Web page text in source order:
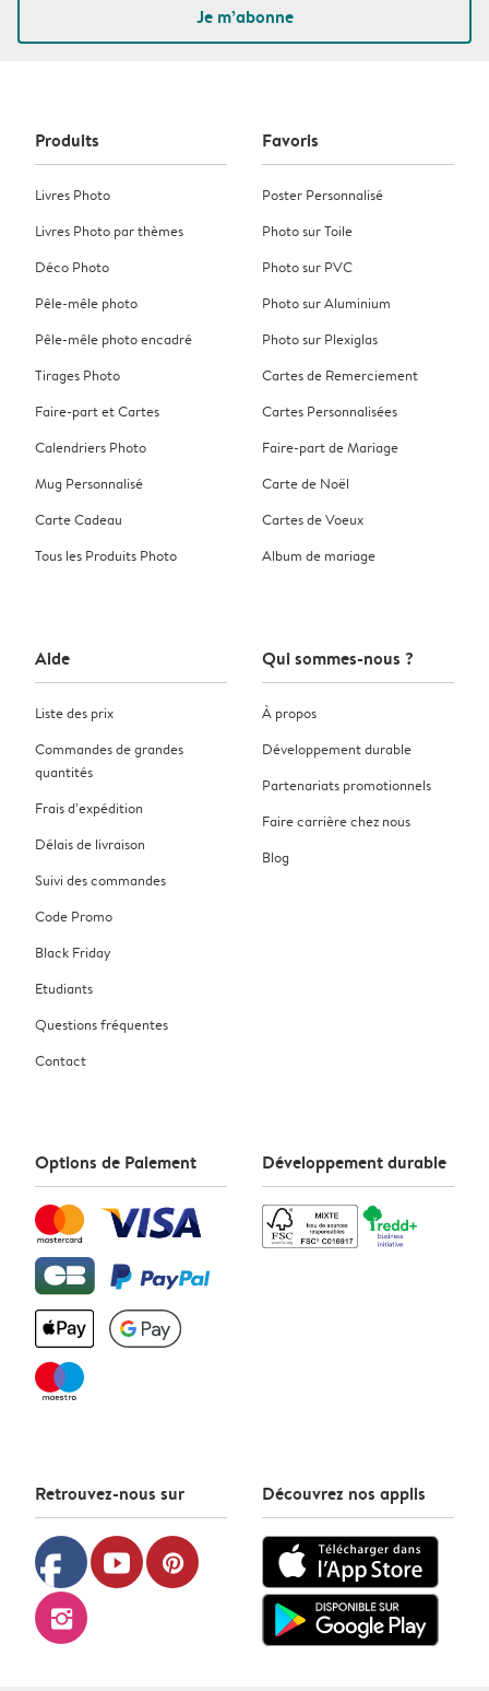
Je m’abonne
Produits
Livres Photo
Livres Photo par thèmes
Déco Photo
Pêle-mêle photo
Pêle-mêle photo encadré
Tirages Photo
Faire-part et Cartes
Calendriers Photo
Mug Personnalisé
Carte Cadeau
Tous les Produits Photo
Favoris
Poster Personnalisé
Photo sur Toile
Photo sur PVC
Photo sur Aluminium
Photo sur Plexiglas
Cartes de Remerciement
Cartes Personnalisées
Faire-part de Mariage
Carte de Noël
Cartes de Voeux
Album de mariage
Aide
Liste des prix
Commandes de grandes
quantités
Frais d’expédition
Délais de livraison
Suivi des commandes
Code Promo
Black Friday
Etudiants
Questions fréquentes
Contact
Qui sommes-nous ?
À propos
Développement durable
Partenariats promotionnels
Faire carrière chez nous
Blog
Options de Paiement Développement durable
Retrouvez-nous sur
facebook youtube pinterest
instagram
Découvrez nos applis